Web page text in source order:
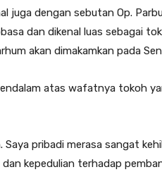
juga dengan sebutan Op.
dan dikenal luas sebagai
akan dimakamkan pada
atas wafatnya tokoh
pribadi merasa sangat
kepedulian terhadap